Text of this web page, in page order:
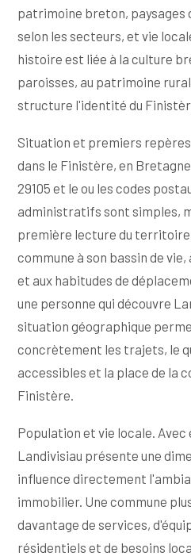
patrimoine breton, paysages
selon les secteurs, et vie
histoire est liée à la culture
paroisses, au patrimoine
structure l'identité du
Situation et premiers
dans le Finistère, en
29105 et le ou les codes
administratifs sont simples,
première lecture du
commune à son bassin de
et aux habitudes de
une personne qui découvre
situation géographique
concrètement les trajets, le
accessibles et la place de la
Finistère.
Population et vie locale.
Landivisiau présente une
influence directement
immobilier. Une commune
davantage de services,
résidentiels et de besoins